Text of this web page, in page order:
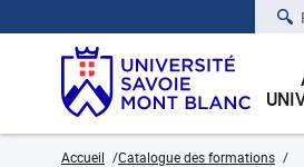
Accueil
Catalogue des formations